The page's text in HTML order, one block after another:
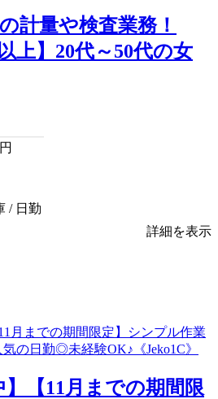
計量や検査業務！
上】20代～50代の女
円
/ 日勤
詳細を表示
】【11月までの期間限